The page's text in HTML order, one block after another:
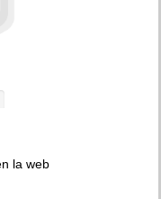
la web